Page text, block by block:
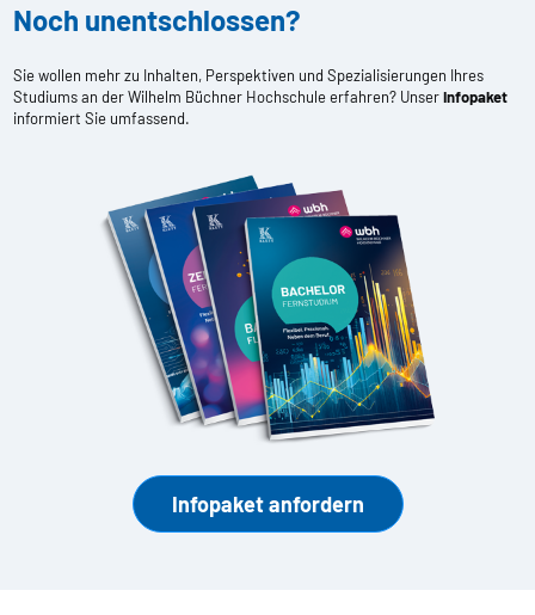
Noch unentschlossen?
Sie wollen mehr zu Inhalten, Perspektiven und Spezialisierungen Ihres
Studiums an der Wilhelm Büchner Hochschule erfahren? UnserInfopaket
informiert Sie umfassend.
Infopaket anfordern